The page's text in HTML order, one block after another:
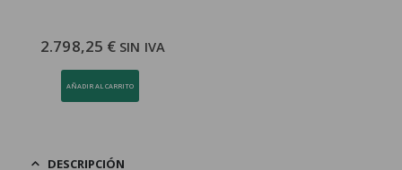
2.798,25 € SIN IVA
AÑADIR AL CARRITO
DESCRIPCIÓN